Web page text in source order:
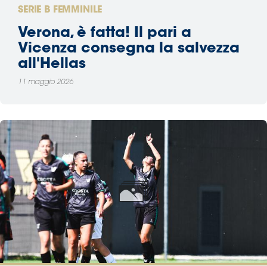
SERIE B FEMMINILE
Verona, è fatta! Il pari a
Vicenza consegna la salvezza
all'Hellas
11 maggio 2026